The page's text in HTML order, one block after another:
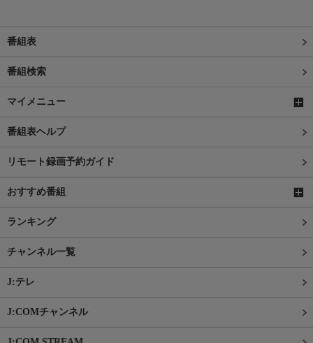
番組表
番組検索
マイメニュー
番組表ヘルプ
リモート録画予約ガイド
おすすめ番組
ランキング
チャンネル一覧
J:テレ
J:COMチャンネル